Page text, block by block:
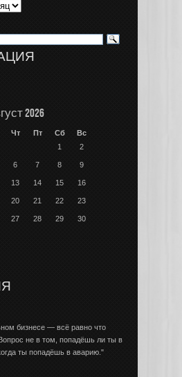
2026
Чт Пт Сб
Вс
1
2
6 7 8 9
13 14 15 16
20 21 22 23
27 28 29 30
бизнесе — всё равно что
не в том, попадёшь ли ты в
ты попадёшь в аварию."